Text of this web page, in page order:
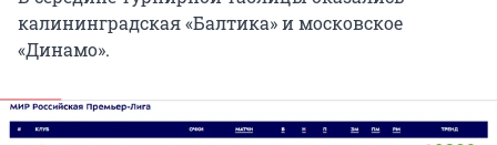
калининградская «Балтика» и московское
«Динамо».